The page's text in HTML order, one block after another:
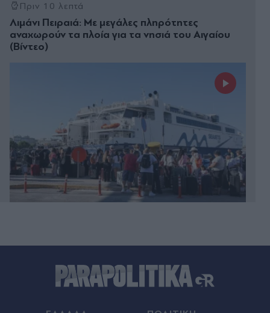
Πριν 10 λεπτά
Λιμάνι Πειραιά: Με μεγάλες πληρότητες
αναχωρούν τα πλοία για τα νησιά του Αιγαίου
(Βίντεο)
των ΗΠΑ εάν θα ανοίξουν ξανά
Πριν 14 λεπτά